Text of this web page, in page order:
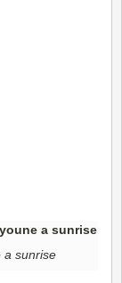
a sunrise